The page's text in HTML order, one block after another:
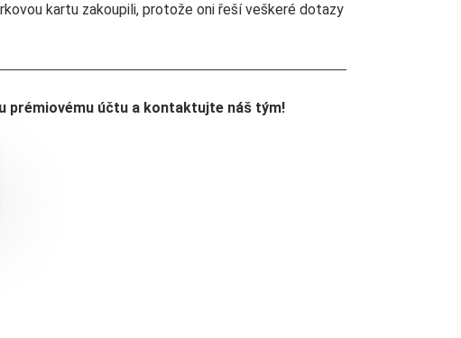
kartu zakoupili, protože oni řeší veškeré dotazy
prémiovému účtu a kontaktujte náš tým!